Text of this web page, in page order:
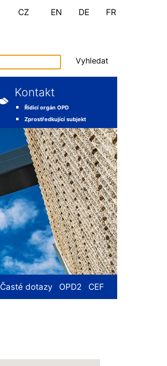
CZ EN DE FR
Vyhledat
Kontakt
Řídicí orgán OPD
Zprostředkující subjekt
Časté dotazy OPD2 CEF